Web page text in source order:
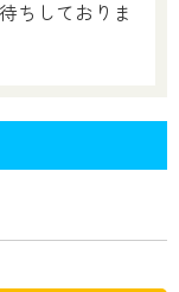
ちしておりま